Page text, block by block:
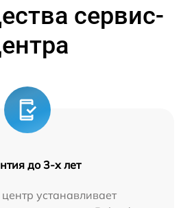
сервис-
до 3-х лет
устанавливает